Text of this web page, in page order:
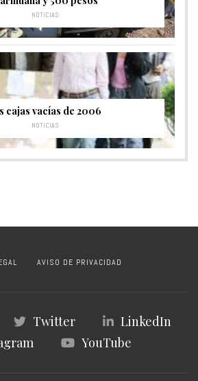
NOTICIAS
cajas vacías de 2006
NOTICIAS
AVISO DE PRIVACIDAD
Twitter
LinkedIn
YouTube